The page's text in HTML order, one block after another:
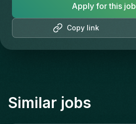
Copy link
Apply for this job
Similar jobs